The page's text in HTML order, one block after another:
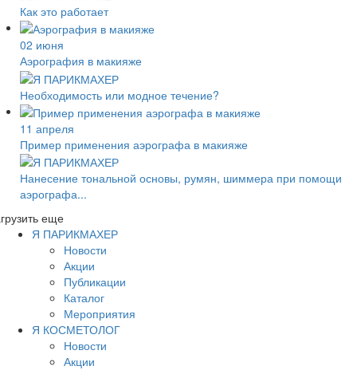
Как это работает
02 июня
Аэрография в макияже
Необходимость или модное течение?
11 апреля
Пример применения аэрографа в макияже
Нанесение тональной основы, румян, шиммера при помощи
аэрографа...
еще
Я ПАРИКМАХЕР
Новости
Акции
Публикации
Каталог
Мероприятия
Я КОСМЕТОЛОГ
Новости
Акции